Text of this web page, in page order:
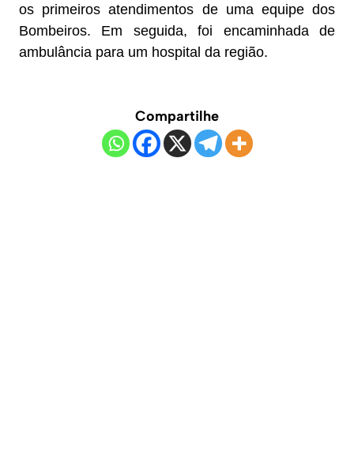
os primeiros atendimentos de uma equipe dos
Bombeiros. Em seguida, foi encaminhada de
ambulância para um hospital da região.
Compartilhe